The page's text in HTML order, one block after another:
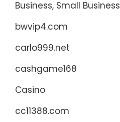
Business, Small Business
bwvip4.com
carlo999.net
cashgame168
Casino
cc11388.com